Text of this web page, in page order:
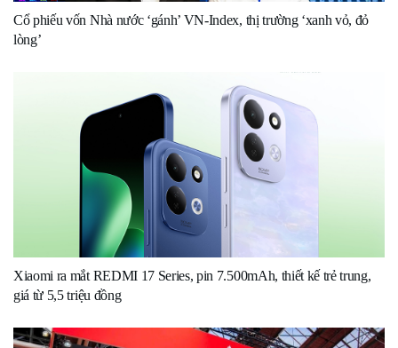
Cổ phiếu vốn Nhà nước ‘gánh’ VN-Index, thị trường ‘xanh vỏ, đỏ
lòng’
Xiaomi ra mắt REDMI 17 Series, pin 7.500mAh, thiết kế trẻ trung,
giá từ 5,5 triệu đồng